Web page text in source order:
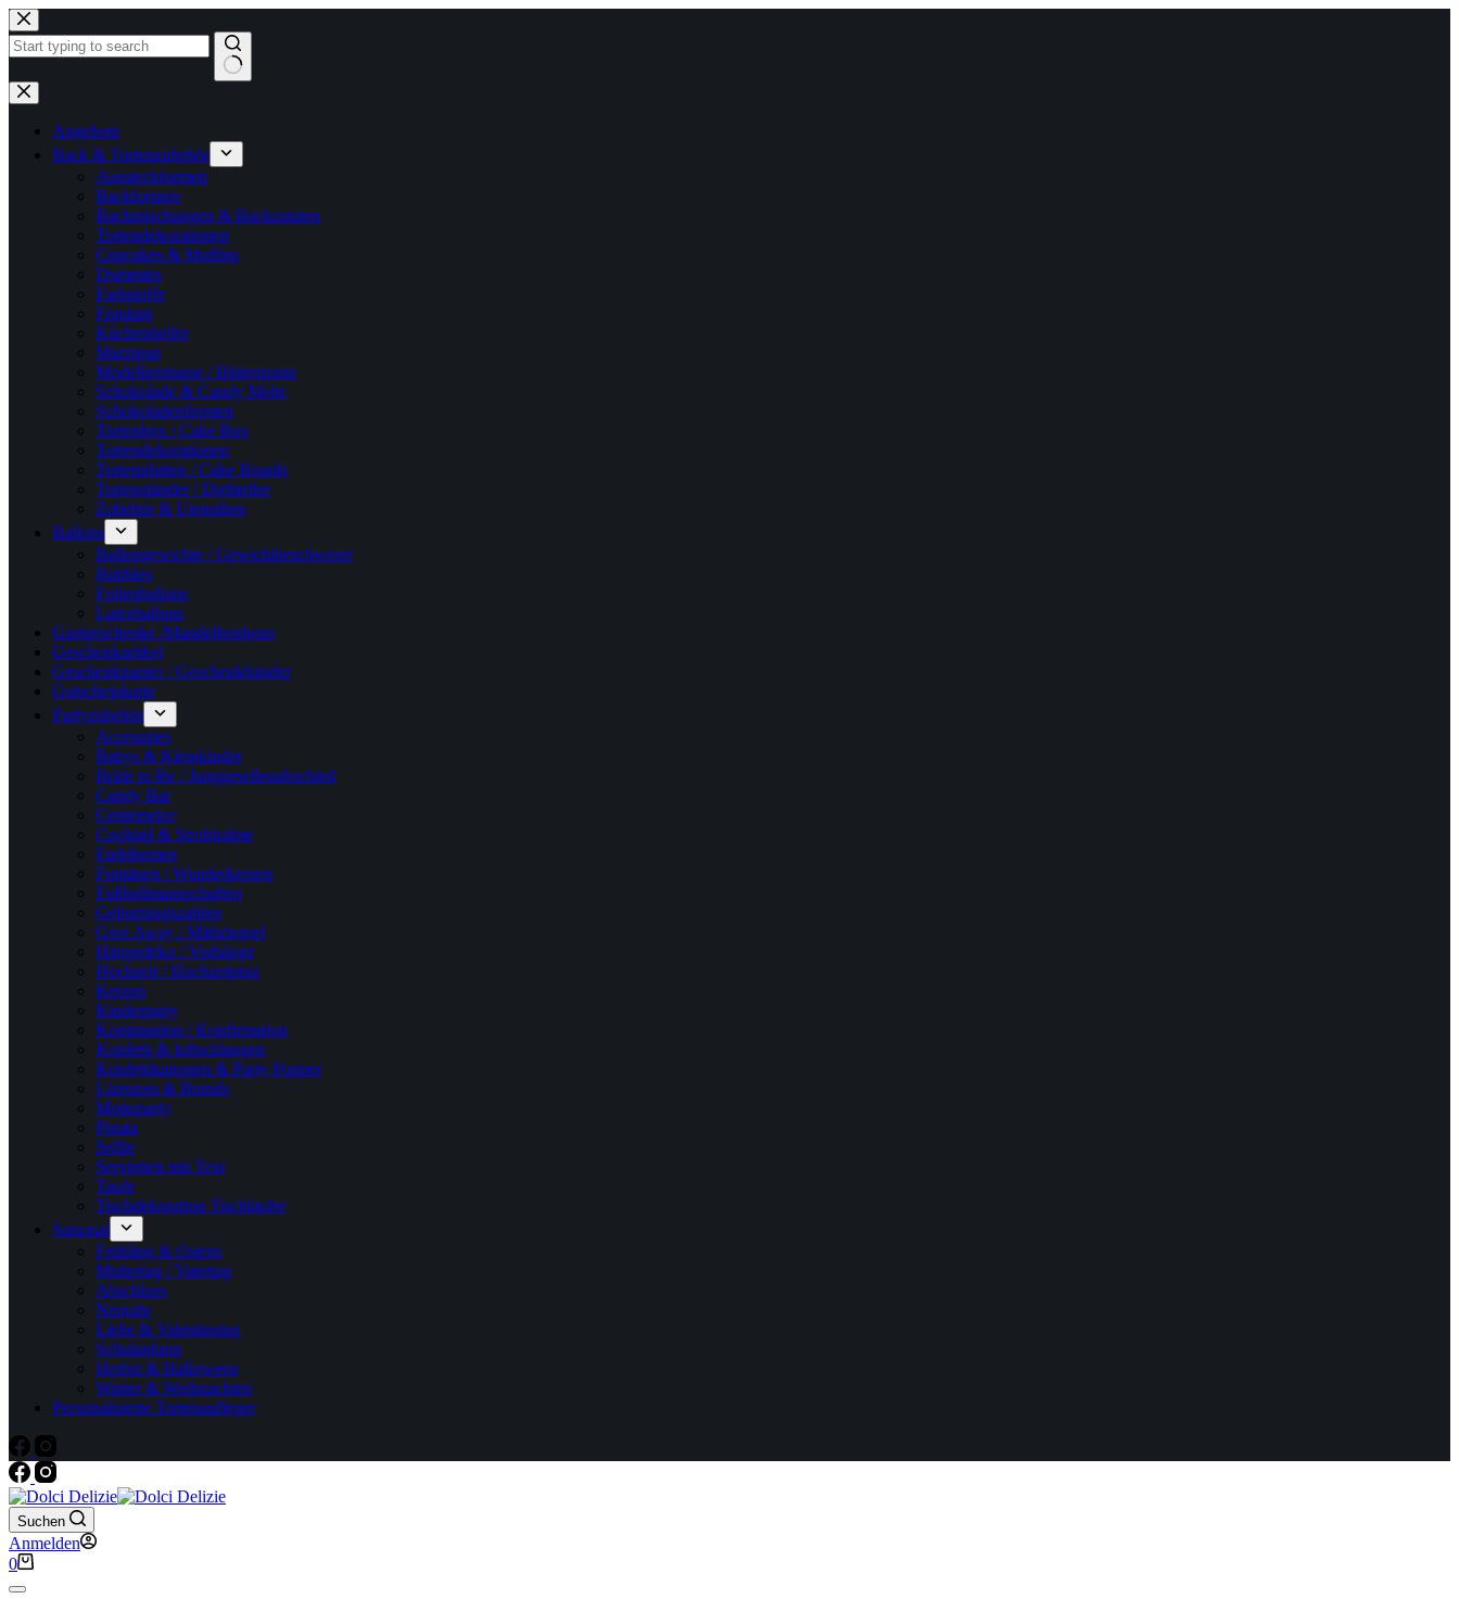
Zum
Inhalt
springen
Keine
Ergebnisse
Angebote
Back & Tortenzubehör
Ausstechformen
Backformen
Backmischungen & Backzutaten
Tortendekorationen
Cupcakes & Muffins
Dummies
Farbstoffe
Fondant
Küchenhelfer
Marzipan
Modelliermasse / Blütenpaste
Schokolade & Candy Melts
Schokoladenformen
Tortenbox / Cake Box
Tortendekorationen
Tortenplatten / Cake Boards
Tortenständer / Drehteller
Zubehör & Utensilien
Ballons
Ballongewichte / Gewichtbeschwerer
Bubbles
Folienballons
Latexballons
Gastgeschenke /Mandelbonbons
Geschenkartikel
Geschenkpapier / Geschenkbänder
Gutscheinkarte
Partyzubehör
Accesories
Babys & Kleinkinder
Bride to Be / Junggesellenabschied
Candy Bar
Centerprice
Cocktail & Strohhalme
Farbthemen
Fontänen / Wunderkerzen
Fußballmannschaften
Geburtstagszahlen
Give Away / Mitbringsel
Hängedeko / Vorhänge
Hochzeit / Hochzeitstag
Kerzen
Kinderparty
Kommunion / Konfirmation
Konfetti & luftschlangen
Konfettikanonen & Party Popper
Lizenzen & Brands
Mottoparty
Pinata
Selfie
Servietten mit Text
Taufe
Tischdekoration Tischläufer
Saisonal
Frühling & Ostern
Muttertag / Vatertag
Abschluss
Neujahr
Liebe & Valentinstag
Schulanfang
Herbst & Halloween
Winter & Weihnachten
Personalisierte Tortenaufleger
Suchen
Anmelden
Warenkorb
0